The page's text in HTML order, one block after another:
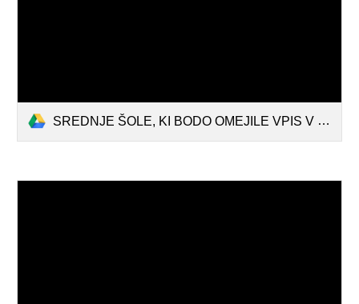
SREDNJE ŠOLE, KI BODO OMEJILE VPIS V 1. LETNIK.pdf